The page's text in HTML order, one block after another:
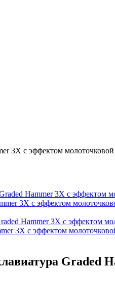
3X с эффектом
3X с эффектом
3X с эффектом
Graded